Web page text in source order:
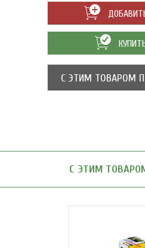
С ЭТИМ ТОВАРОМ
С ЭТИМ